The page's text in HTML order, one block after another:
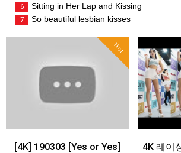
6 Sitting in Her Lap and Kissing
7 So beautiful lesbian kisses
Hot
[4K] 190303 [Yes or Yes]
4K 레이